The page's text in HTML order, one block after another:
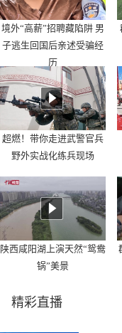
境外“高薪”招聘藏陷阱 男
子逃生回国后亲述受骗经
历
超燃！带你走进武警官兵
野外实战化练兵现场
陕西咸阳湖上演天然“鸳鸯
锅”美景
精彩直播